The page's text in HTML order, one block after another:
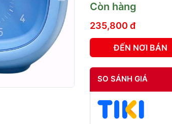
Còn hàng
235,800 đ
ĐẾN NƠI BÁN
SO SÁNH GIÁ